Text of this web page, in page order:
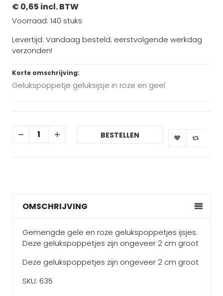
€ 0,65 incl. BTW
Voorraad: 140 stuks
Levertijd: Vandaag besteld; eerstvolgende werkdag
verzonden!
Korte omschrijving:
Gelukspoppetje geluksijsje in roze en geel
BESTELLEN
OMSCHRIJVING
Gemengde gele en roze gelukspoppetjes ijsjes.
Deze gelukspoppetjes zijn ongeveer 2 cm groot
Deze gelukspoppetjes zijn ongeveer 2 cm groot
SKU: 635